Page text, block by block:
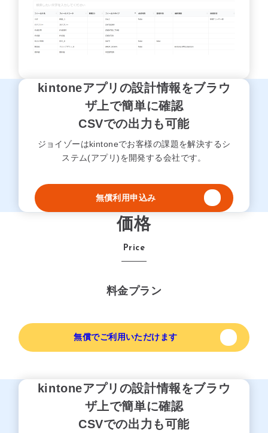
kintoneアプリの設計情報をブラウ
ザ上で簡単に確認
CSVでの出力も可能
ジョイゾーはkintoneでお客様の課題を解決するシ
ステム(アプリ)を開発する会社です。
無償利用申込み
価格
Price
料金プラン
無償でご利用いただけます
kintoneアプリの設計情報をブラウ
ザ上で簡単に確認
CSVでの出力も可能